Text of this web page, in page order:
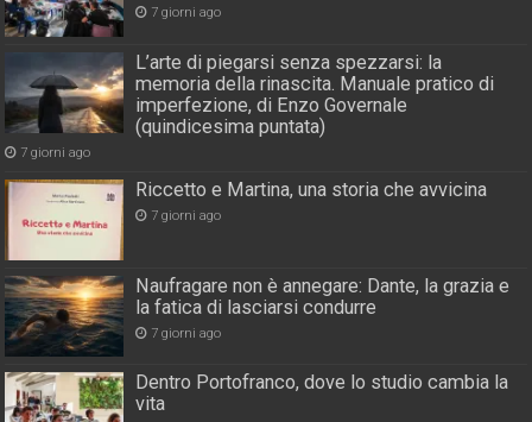
7 giorni ago
L’arte di piegarsi senza spezzarsi: la
memoria della rinascita. Manuale pratico di
imperfezione, di Enzo Governale
(quindicesima puntata)
7 giorni ago
Riccetto e Martina, una storia che avvicina
7 giorni ago
Naufragare non è annegare: Dante, la grazia e
la fatica di lasciarsi condurre
7 giorni ago
Dentro Portofranco, dove lo studio cambia la
vita